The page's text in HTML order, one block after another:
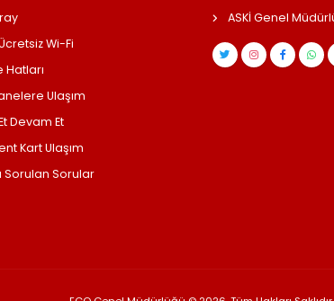
Wi-Fi
Hatları
Ulaşım
Devam Et
Kart Ulaşım
Sorulan Sorular
ASKİ Genel